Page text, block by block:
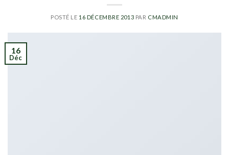
POSTÉ LE 16 DÉCEMBRE 2013 PAR CMADMIN
16
Déc